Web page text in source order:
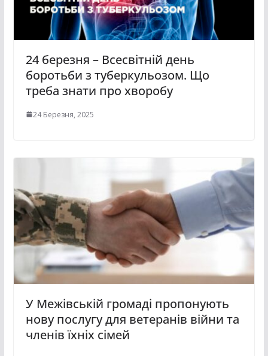
24 березня – Всесвітній день
боротьби з туберкульозом. Що
треба знати про хворобу
24 Березня, 2025
У Межівській громаді пропонують
нову послугу для ветеранів війни та
членів їхніх сімей